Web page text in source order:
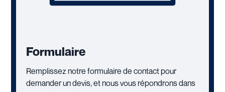
Formulaire
Remplissez notre formulaire de contact pour
demander un devis, et nous vous répondrons dans